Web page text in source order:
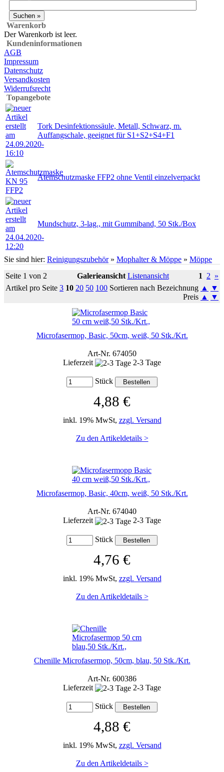
Warenkorb
Der Warenkorb ist leer.
Kundeninformationen
AGB
Impressum
Datenschutz
Versandkosten
Widerrufsrecht
Topangebote
Tork Desinfektionssäule, Metall, Schwarz, m.
Auffangschale, geeignet für S1+S2+S4+F1
Atemschutzmaske FFP2 ohne Ventil einzelverpackt
Mundschutz, 3-lag., mit Gummiband, 50 Stk./Box
Sie sind hier: Reinigungszubehör» Mophalter & Möppe » Möppe
Seite 1 von 2
1 2 »
Galerieansicht Listenansicht
Artikel pro Seite 3 10 20 50 100 Sortieren nach Bezeichnung ▲
▼
Preis ▲ ▼
Microfasermop, Basic, 50cm, weiß, 50 Stk./Krt.
Art-Nr. 674050
Lieferzeit
2-3 Tage
Stück
4,88 €
inkl. 19% MwSt, zzgl. Versand
Zu den Artikeldetails >
Microfasermop, Basic, 40cm, weiß, 50 Stk./Krt.
Art-Nr. 674040
Lieferzeit
2-3 Tage
Stück
4,76 €
inkl. 19% MwSt, zzgl. Versand
Zu den Artikeldetails >
Chenille Microfasermop, 50cm, blau, 50 Stk./Krt.
Art-Nr. 600386
Lieferzeit
2-3 Tage
Stück
4,88 €
inkl. 19% MwSt, zzgl. Versand
Zu den Artikeldetails >